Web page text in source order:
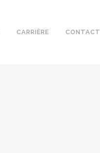
CARRIÈRE CONTACT